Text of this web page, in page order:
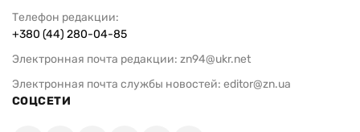
Телефон редакции:
+380 (44) 280-04-85
Электронная почта редакции: zn94@ukr.net
Электронная почта службы новостей: editor@zn.ua
СОЦСЕТИ